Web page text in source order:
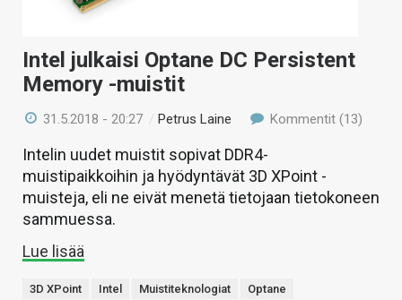
Intel julkaisi Optane DC Persistent
Memory -muistit
31.5.2018 - 20:27 / Petrus Laine Kommentit (13)
Intelin uudet muistit sopivat DDR4-
muistipaikkoihin ja hyödyntävät 3D XPoint -
muisteja, eli ne eivät menetä tietojaan tietokoneen
sammuessa.
Lue lisää
3D XPoint Intel Muistiteknologiat
Optane